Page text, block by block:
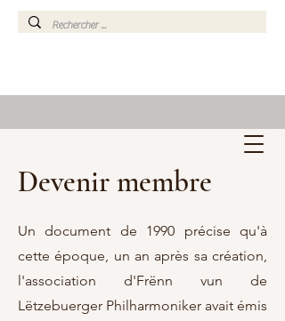
Devenir membre
Un document de 1990 précise qu'à
cette époque, un an après sa création,
l'association d'Frënn vun de
Lëtzebuerger Philharmoniker avait émis